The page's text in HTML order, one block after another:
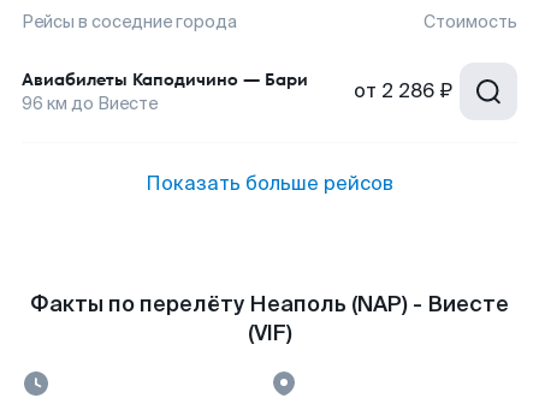
Рейсы в соседние города Стоимость
Авиабилеты Каподичино — Бари
96 км до Виесте от 2 286 ₽
Показать больше рейсов
Факты по перелёту Неаполь (NAP) - Виесте
(VIF)